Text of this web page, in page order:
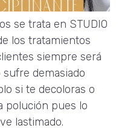
se trata en STUDIO
los tratamientos
siempre será
demasiado
si te decoloras o
polución pues lo
lastimado.